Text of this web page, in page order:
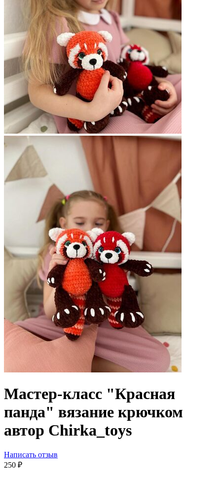
Мастер-класс "Красная
панда" вязание крючком
автор Chirka_toys
Написать отзыв
‍250‍ ₽